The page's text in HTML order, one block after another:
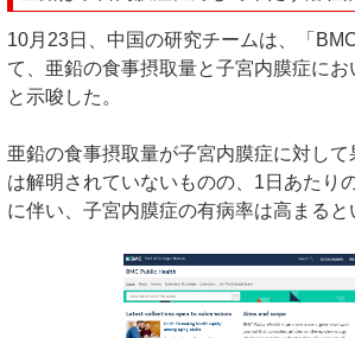
10月23日、中国の研究チームは、「
て、亜鉛の食事摂取量と子宮内膜症にお
と示唆した。
亜鉛の食事摂取量が子宮内膜症に対して
は解明されていないものの、1日あたり
に伴い、子宮内膜症の有病率は高まると